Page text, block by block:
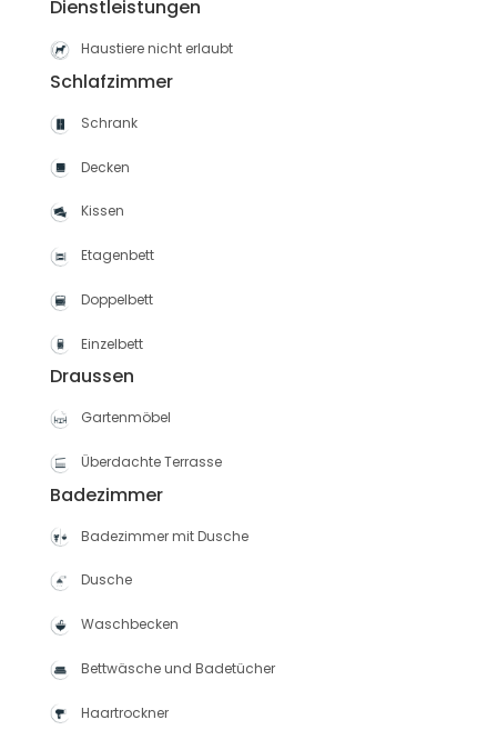
Dienstleistungen
Haustiere nicht erlaubt
Schlafzimmer
Schrank
Decken
Kissen
Etagenbett
Doppelbett
Einzelbett
Draussen
Gartenmöbel
Überdachte Terrasse
Badezimmer
Badezimmer mit Dusche
Dusche
Waschbecken
Bettwäsche und Badetücher
Haartrockner